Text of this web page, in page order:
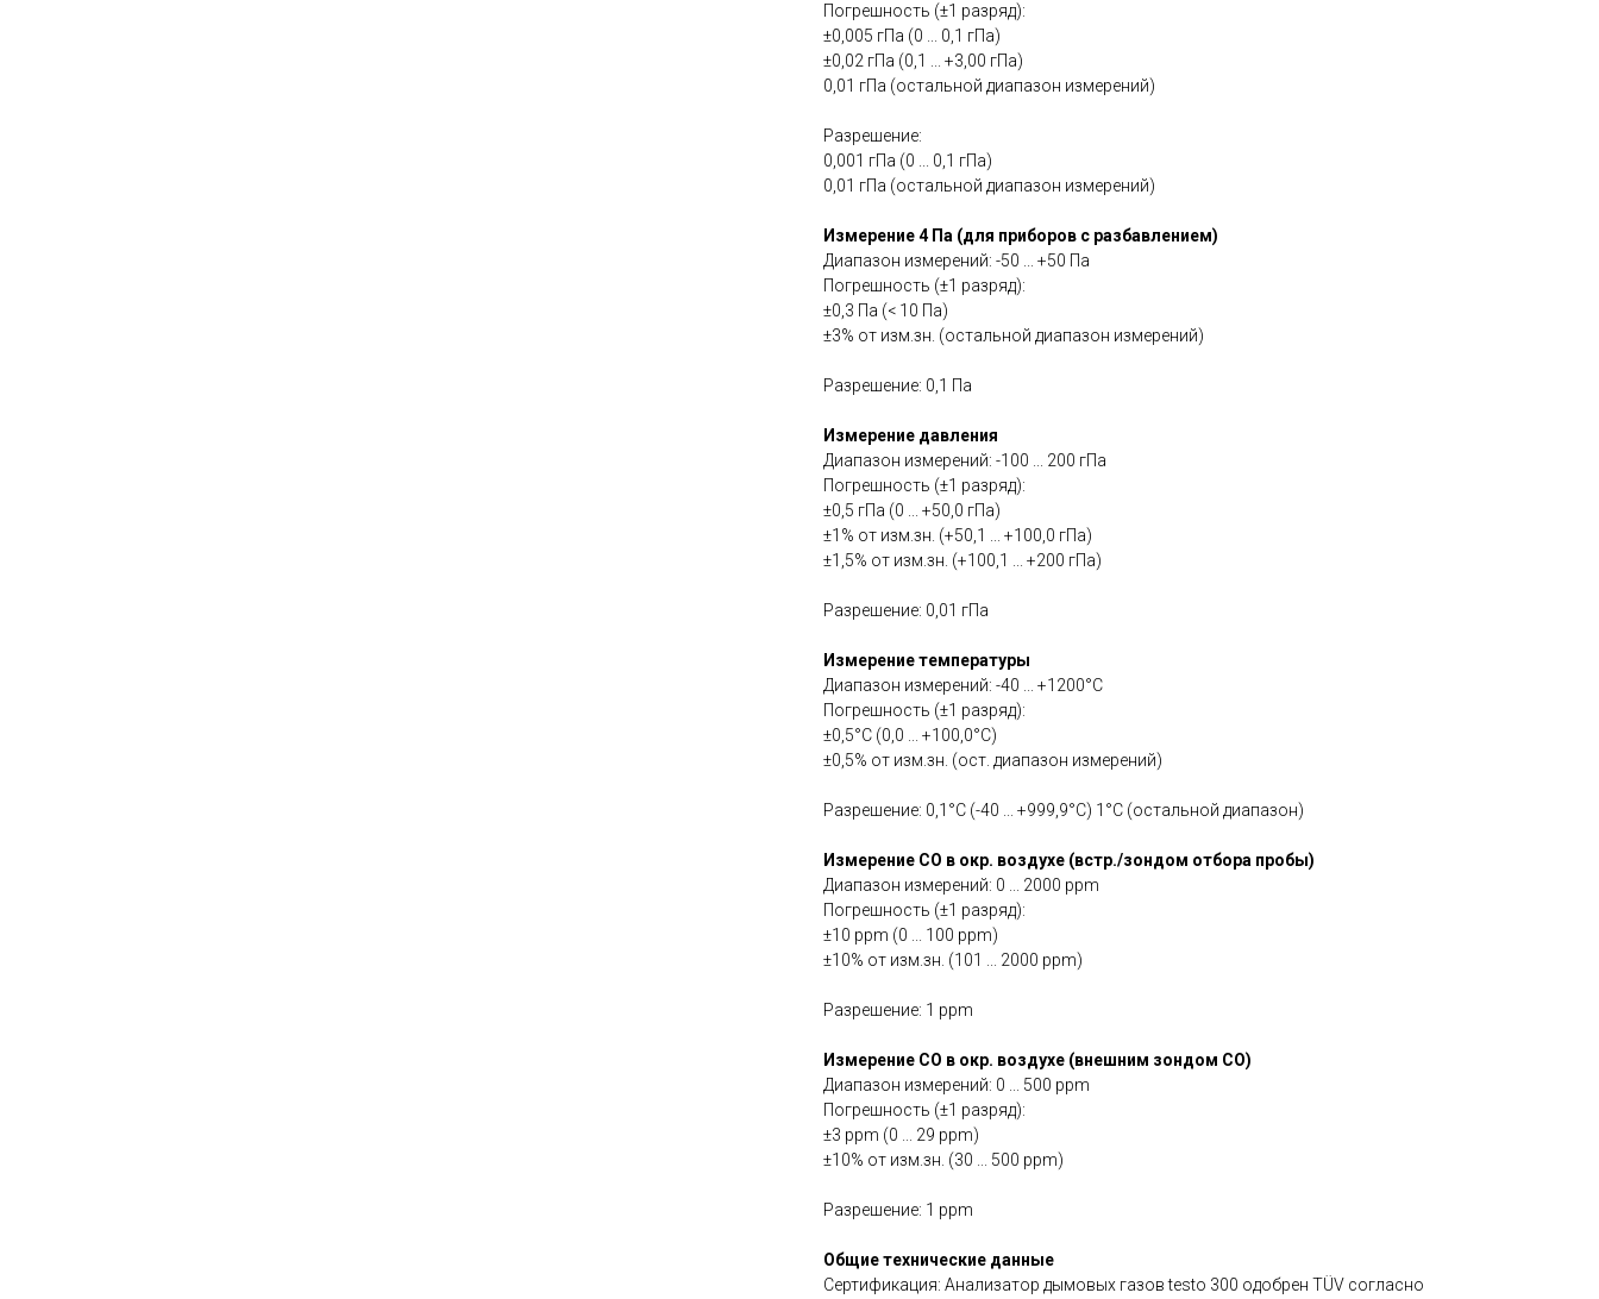
Погрешность (±1 разряд):
±0,005 гПа (0 ... 0,1 гПа)
±0,02 гПа (0,1 ... +3,00 гПа)
0,01 гПа (остальной диапазон измерений)
Разрешение:
0,001 гПа (0 ... 0,1 гПа)
0,01 гПа (остальной диапазон измерений)
Измерение 4 Па (для приборов с разбавлением)
Диапазон измерений: -50 ... +50 Па
Погрешность (±1 разряд):
±0,3 Па (< 10 Па)
±3% от изм.зн. (остальной диапазон измерений)
Разрешение: 0,1 Па
Измерение давления
Диапазон измерений: -100 ... 200 гПа
Погрешность (±1 разряд):
±0,5 гПа (0 ... +50,0 гПа)
±1% от изм.зн. (+50,1 ... +100,0 гПа)
±1,5% от изм.зн. (+100,1 ... +200 гПа)
Разрешение: 0,01 гПа
Измерение температуры
Диапазон измерений: -40 ... +1200°C
Погрешность (±1 разряд):
±0,5°C (0,0 ... +100,0°C)
±0,5% от изм.зн. (ост. диапазон измерений)
Разрешение: 0,1°C (-40 ... +999,9°C) 1°C (остальной диапазон)
Измерение CO в окр. воздухе (встр./зондом отбора пробы)
Диапазон измерений: 0 ... 2000 ppm
Погрешность (±1 разряд):
±10 ppm (0 ... 100 ppm)
±10% от изм.зн. (101 ... 2000 ppm)
Разрешение: 1 ppm
Измерение CO в окр. воздухе (внешним зондом CO)
Диапазон измерений: 0 ... 500 ppm
Погрешность (±1 разряд):
±3 ppm (0 ... 29 ppm)
±10% от изм.зн. (30 ... 500 ppm)
Разрешение: 1 ppm
Общие технические данные
Сертификация: Анализатор дымовых газов testo 300 одобрен TÜV согласно